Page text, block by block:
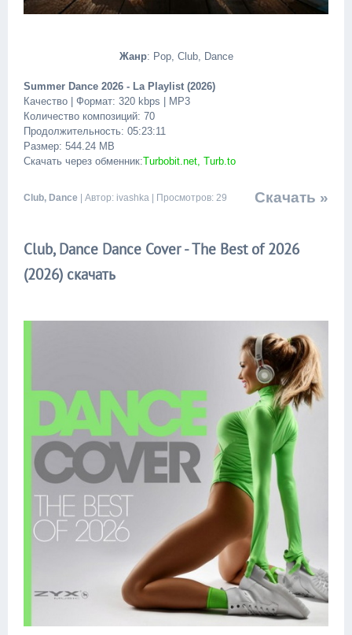
Жанр: Pop, Club, Dance
Summer Dance 2026 - La Playlist (2026)
Качество | Формат: 320 kbps | MP3
Количество композиций: 70
Продолжительность: 05:23:11
Размер: 544.24 MB
Скачать через обменник:Turbobit.net, Turb.to
Скачать »
Club, Dance | Автор: ivashka | Просмотров: 29
Club, Dance Dance Cover - The Best of 2026
(2026) скачать